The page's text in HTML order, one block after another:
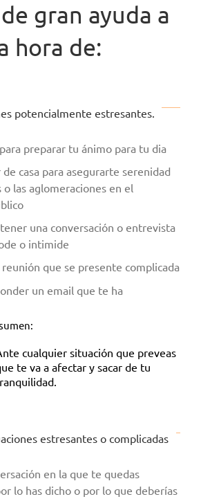
gran ayuda a
hora de:
potencialmente estresantes.
preparar tu ánimo para tu dia
casa para asegurarte serenidad
o las aglomeraciones en el
una conversación o entrevista
o intimide
que se presente complicada
un email que te ha
cualquier situación que preveas
te va a afectar y sacar de tu
estresantes o complicadas
en la que te quedas
lo has dicho o por lo que deberías